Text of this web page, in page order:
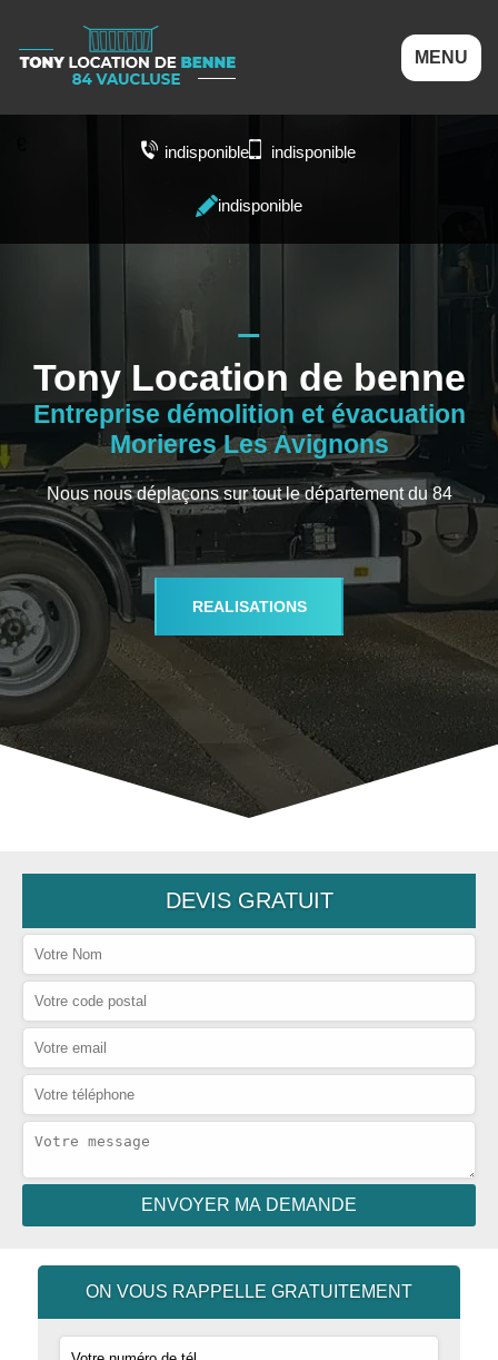
MENU
indisponible indisponible
indisponible
Tony Location de benne
Entreprise démolition et évacuation
Morieres Les Avignons
Nous nous déplaçons sur tout le département du 84
REALISATIONS
DEVIS GRATUIT
ON VOUS RAPPELLE GRATUITEMENT